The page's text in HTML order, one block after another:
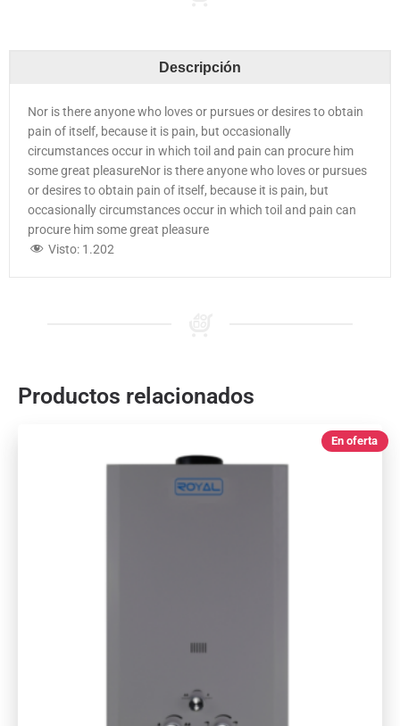
Descripción
Nor is there anyone who loves or pursues or desires to obtain
pain of itself, because it is pain, but occasionally
circumstances occur in which toil and pain can procure him
some great pleasureNor is there anyone who loves or pursues
or desires to obtain pain of itself, because it is pain, but
occasionally circumstances occur in which toil and pain can
procure him some great pleasure
Visto: 1.202
Productos relacionados
En oferta